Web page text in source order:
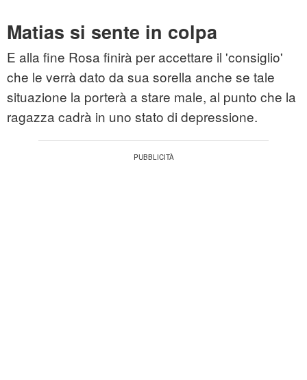
Matias si sente in colpa
E alla fine Rosa finirà per accettare il 'consiglio'
che le verrà dato da sua sorella anche se tale
situazione la porterà a stare male, al punto che la
ragazza cadrà in uno stato di depressione.